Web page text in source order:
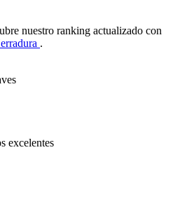
nuestro ranking actualizado con
.
excelentes